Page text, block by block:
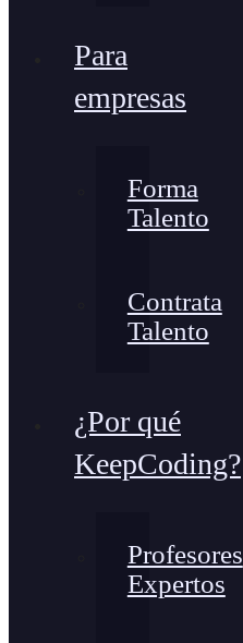
Para
empresas
Forma
Talento
Contrata
Talento
¿Por qué
KeepCoding?
Profesores
Expertos